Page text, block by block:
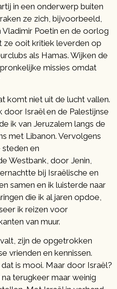
in een onderwerp buiten
ze zich, bijvoorbeeld,
Poetin en de oorlog
ze ooit kritiek leverden op
als Hamas. Wijken de
missies omdat
komt niet uit de lucht vallen.
door Israël en de Palestijnse
ik van Jeruzalem langs de
met Libanon. Vervolgens
en
Westbank, door Jenin,
bij Israëlische en
samen en ik luisterde naar
die ik al jaren opdoe,
ik reizen voor
van muur.
zijn de opgetrokken
vrienden en kennissen.
is mooi. Maar door Israël?
terugkeer maar weinig